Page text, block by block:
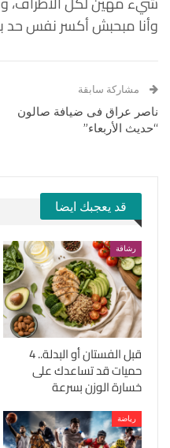
وأنا مبحبش أكسر نفس حد
مشاركة سابقة
ناصر عراق فى ضيافة صالون
“حديث الأربعاء”
قد يعجبك ايضا
رشاقة
قبل الفستان أو البدلة.. 4
حميات قد تساعدك على
خسارة الوزن بسرعة
رياضة